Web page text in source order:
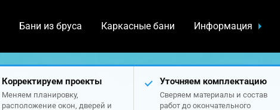
Бани из бруса Каркасные бани Информация
Корректируем проекты
Меняем планировку,
расположение окон, дверей и
Уточняем комплектацию
Сверяем материалы и состав
работ до окончательного